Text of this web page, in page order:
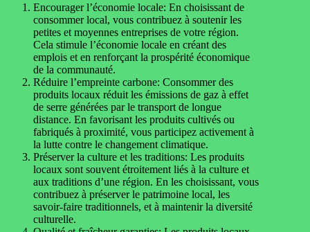
Encourager l’économie locale: En choisissant de
consommer local, vous contribuez à soutenir les
petites et moyennes entreprises de votre région.
Cela stimule l’économie locale en créant des
emplois et en renforçant la prospérité économique
de la communauté.
Réduire l’empreinte carbone: Consommer des
produits locaux réduit les émissions de gaz à effet
de serre générées par le transport de longue
distance. En favorisant les produits cultivés ou
fabriqués à proximité, vous participez activement à
la lutte contre le changement climatique.
Préserver la culture et les traditions: Les produits
locaux sont souvent étroitement liés à la culture et
aux traditions d’une région. En les choisissant, vous
contribuez à préserver le patrimoine local, les
savoir-faire traditionnels, et à maintenir la diversité
culturelle.